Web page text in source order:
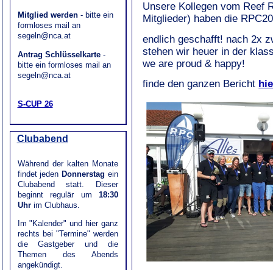
Mitglied werden- bitte ein
formloses mail an
segeln@nca.at
Antrag Schlüsselkarte-
bitte ein formloses mail an
segeln@nca.at
S-CUP 26
Clubabend
Während der kalten Monate
findet jedenDonnerstag ein
Clubabend statt. Dieser
beginnt regulär um18:30
Uhrim Clubhaus.
Im "Kalender" und hier ganz
rechts bei "Termine" werden
die Gastgeber und die
Themen des Abends
angekündigt.
Unsere Kollegen vom Reef
Mitglieder) haben die
endlich geschafft! nach 2x
stehen wir heuer in der
weare proud & happy!
finde den ganzen Bericht